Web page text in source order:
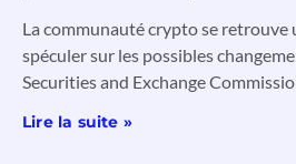
La communauté crypto se retrouve
spéculer sur les possibles
Securities and Exchange
Lire la suite »